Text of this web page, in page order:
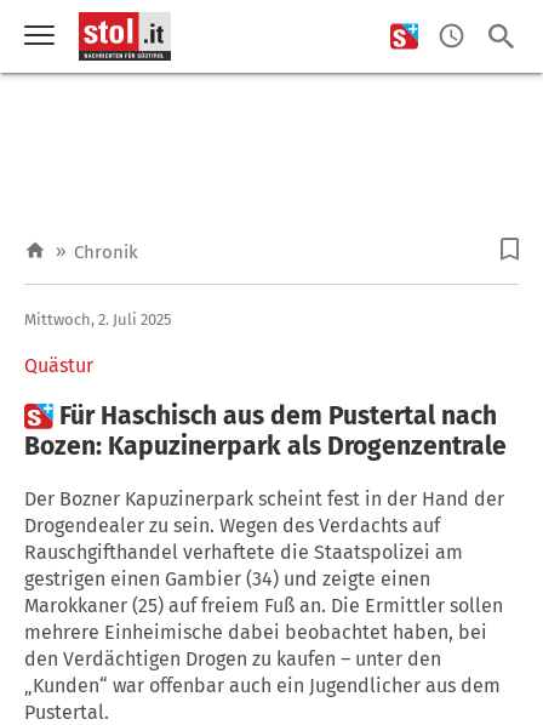
» Chronik
Quästur
Mittwoch, 2. Juli 2025
 Für Haschisch aus dem Pustertal nach
Bozen: Kapuzinerpark als Drogenzentrale
Der Bozner Kapuzinerpark scheint fest in der Hand der
Drogendealer zu sein. Wegen des Verdachts auf
Rauschgifthandel verhaftete die Staatspolizei am
gestrigen einen Gambier (34) und zeigte einen
Marokkaner (25) auf freiem Fuß an. Die Ermittler sollen
mehrere Einheimische dabei beobachtet haben, bei
den Verdächtigen Drogen zu kaufen – unter den
„Kunden“ war offenbar auch ein Jugendlicher aus dem
Pustertal.